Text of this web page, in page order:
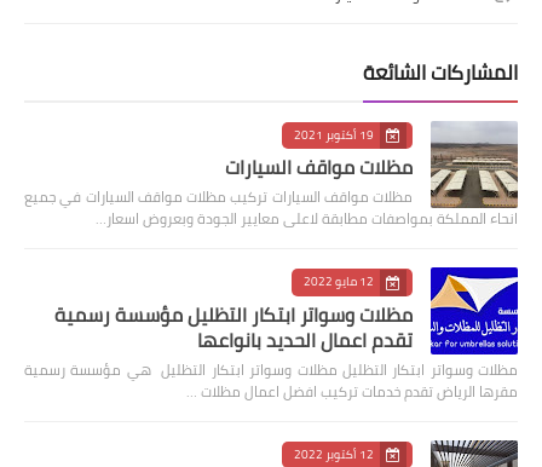
المشاركات الشائعة
19 أكتوبر 2021
مظلات مواقف السيارات
مظلات مواقف السيارات تركيب مظلات مواقف السيارات في جميع
انحاء المملكة بمواصفات مطابقة لاعلى معايير الجودة وبعروض اسعار…
12 مايو 2022
مظلات وسواتر ابتكار التظليل مؤسسة رسمية
تقدم اعمال الحديد بانواعها
مظلات وسواتر ابتكار التظليل مظلات وسواتر ابتكار التظليل هي مؤسسة رسمية
مقرها الرياض تقدم خدمات تركيب افضل اعمال مظلات …
12 أكتوبر 2022